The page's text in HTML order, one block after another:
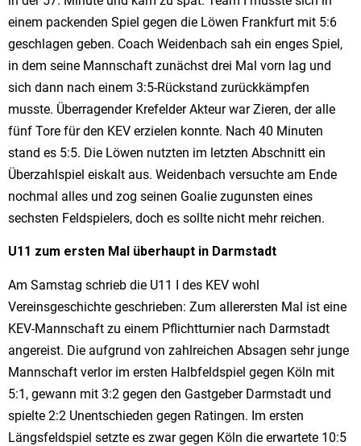
einem packenden Spiel gegen die Löwen Frankfurt mit 5:6
geschlagen geben. Coach Weidenbach sah ein enges Spiel,
in dem seine Mannschaft zunächst drei Mal vorn lag und
sich dann nach einem 3:5-Rückstand zurückkämpfen
musste. Überragender Krefelder Akteur war Zieren, der alle
fünf Tore für den KEV erzielen konnte. Nach 40 Minuten
stand es 5:5. Die Löwen nutzten im letzten Abschnitt ein
Überzahlspiel eiskalt aus. Weidenbach versuchte am Ende
nochmal alles und zog seinen Goalie zugunsten eines
sechsten Feldspielers, doch es sollte nicht mehr reichen.
U11 zum ersten Mal überhaupt in Darmstadt
Am Samstag schrieb die U11 I des KEV wohl
Vereinsgeschichte geschrieben: Zum allerersten Mal ist eine
KEV-Mannschaft zu einem Pflichtturnier nach Darmstadt
angereist. Die aufgrund von zahlreichen Absagen sehr junge
Mannschaft verlor im ersten Halbfeldspiel gegen Köln mit
5:1, gewann mit 3:2 gegen den Gastgeber Darmstadt und
spielte 2:2 Unentschieden gegen Ratingen. Im ersten
Längsfeldspiel setzte es zwar gegen Köln die erwartete 10:5